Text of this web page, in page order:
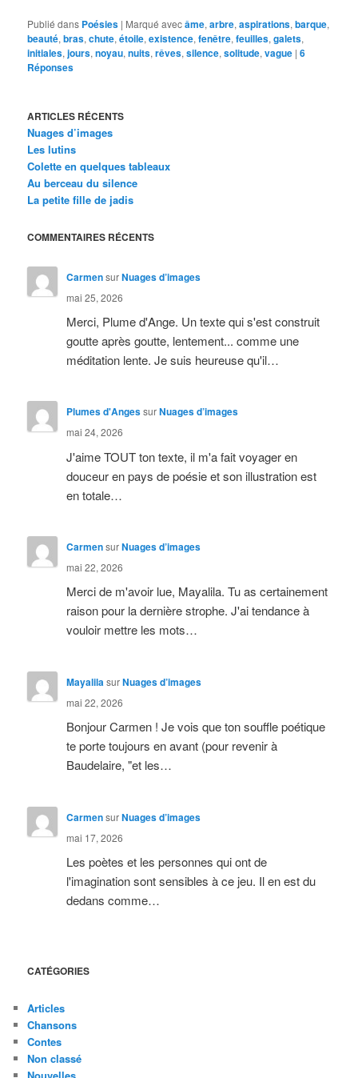
Publié dans Poésies | Marqué avecâme,arbre,aspirations,barque,
beauté,bras,chute,étoile,existence,fenêtre,feuilles,galets,
initiales,jours,noyau,nuits,rêves,silence,solitude,vague |6
Réponses
ARTICLES RÉCENTS
Nuages d’images
Les lutins
Colette en quelques tableaux
Au berceau du silence
La petite fille de jadis
COMMENTAIRES RÉCENTS
CarmensurNuages d’images
mai 25, 2026
Merci, Plume d'Ange. Un texte qui s'est construit
goutte après goutte, lentement... comme une
méditation lente. Je suis heureuse qu'il…
Plumes d'AngessurNuages d’images
mai 24, 2026
J'aime TOUT ton texte, il m'a fait voyager en
douceur en pays de poésie et son illustration est
en totale…
CarmensurNuages d’images
mai 22, 2026
Merci de m'avoir lue, Mayalila. Tu as certainement
raison pour la dernière strophe. J'ai tendance à
vouloir mettre les mots…
MayalilasurNuages d’images
mai 22, 2026
Bonjour Carmen ! Je vois que ton souffle poétique
te porte toujours en avant (pour revenir à
Baudelaire, "et les…
CarmensurNuages d’images
mai 17, 2026
Les poètes et les personnes qui ont de
l'imagination sont sensibles à ce jeu. Il en est du
dedans comme…
CATÉGORIES
Articles
Chansons
Contes
Non classé